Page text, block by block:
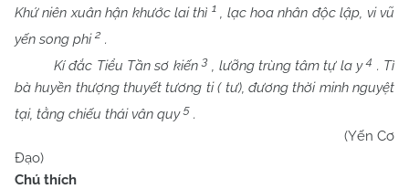
Khứ niên xuân hận khước lai thì 1, lạc hoa nhân độc lập, vi vũ
yến song phi 2 .
Kí đắc Tiểu Tần sơ kiến3, lưỡng trùng tâm tự la y4 . Tì
bà huyền thượng thuyết tương ti ( tư), đương thời minh nguyệt
tại, tằng chiếu thái vân quy5 .
(Yến Cơ
Đạo)
Chú thích